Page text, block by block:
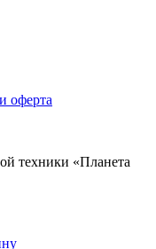
оферта
техники «Планета